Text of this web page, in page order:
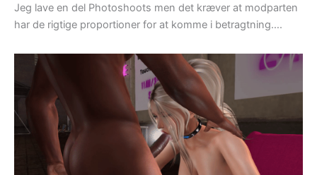
Jeg lave en del Photoshoots men det kræver at modparten
har de rigtige proportioner for at komme i betragtning….